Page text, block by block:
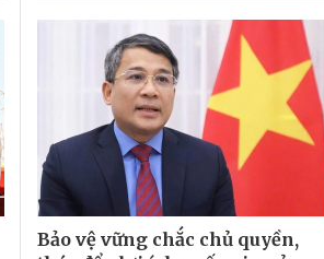
Bảo vệ vững chắc chủ quyền,